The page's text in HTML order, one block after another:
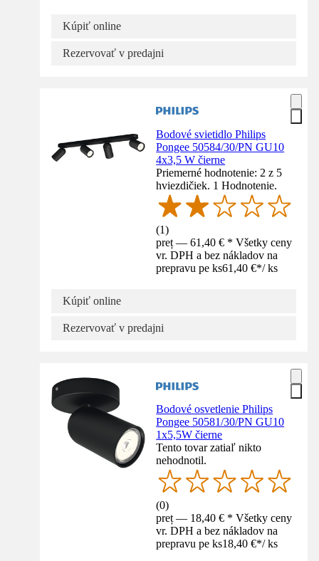
Kúpiť online
Rezervovať v predajni
Bodové svietidlo Philips
Pongee 50584/30/PN GU10
4x3,5 W čierne
Priemerné hodnotenie: 2 z 5
hviezdičiek. 1 Hodnotenie.
(1)
preț — 61,40 € * Všetky ceny
vr. DPH a bez nákladov na
prepravu pe ks61,40 €*/ ks
Kúpiť online
Rezervovať v predajni
Bodové osvetlenie Philips
Pongee 50581/30/PN GU10
1x5,5W čierne
Tento tovar zatiaľ nikto
nehodnotil.
(0)
preț — 18,40 € * Všetky ceny
vr. DPH a bez nákladov na
prepravu pe ks18,40 €*/ ks